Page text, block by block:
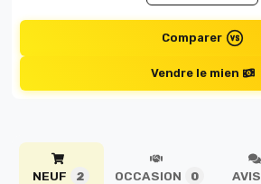
Comparer
Vendre le mien
NEUF 2 OCCASION 0 AVIS